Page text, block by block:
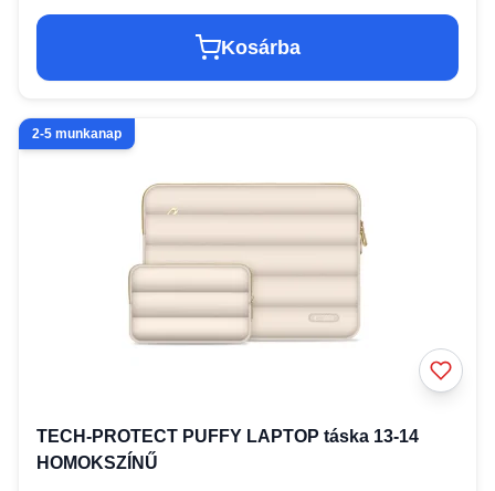
Kosárba
2-5 munkanap
TECH-PROTECT PUFFY LAPTOP táska 13-14
HOMOKSZÍNŰ